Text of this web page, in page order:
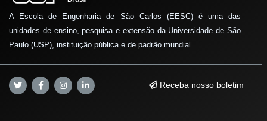
A Escola de Engenharia de São Carlos (EESC) é uma das
unidades de ensino, pesquisa e extensão da Universidade de São
Paulo (USP), instituição pública e de padrão mundial.
Receba nosso boletim